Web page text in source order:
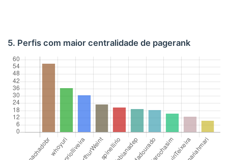
5. Perfis com maior centralidade de pagerank